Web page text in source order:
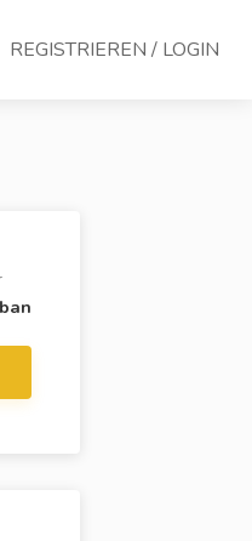
REGISTRIEREN / LOGIN